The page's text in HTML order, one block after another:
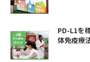
PD-L1を
体免疫療